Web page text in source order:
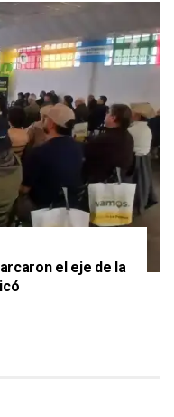
el eje de la